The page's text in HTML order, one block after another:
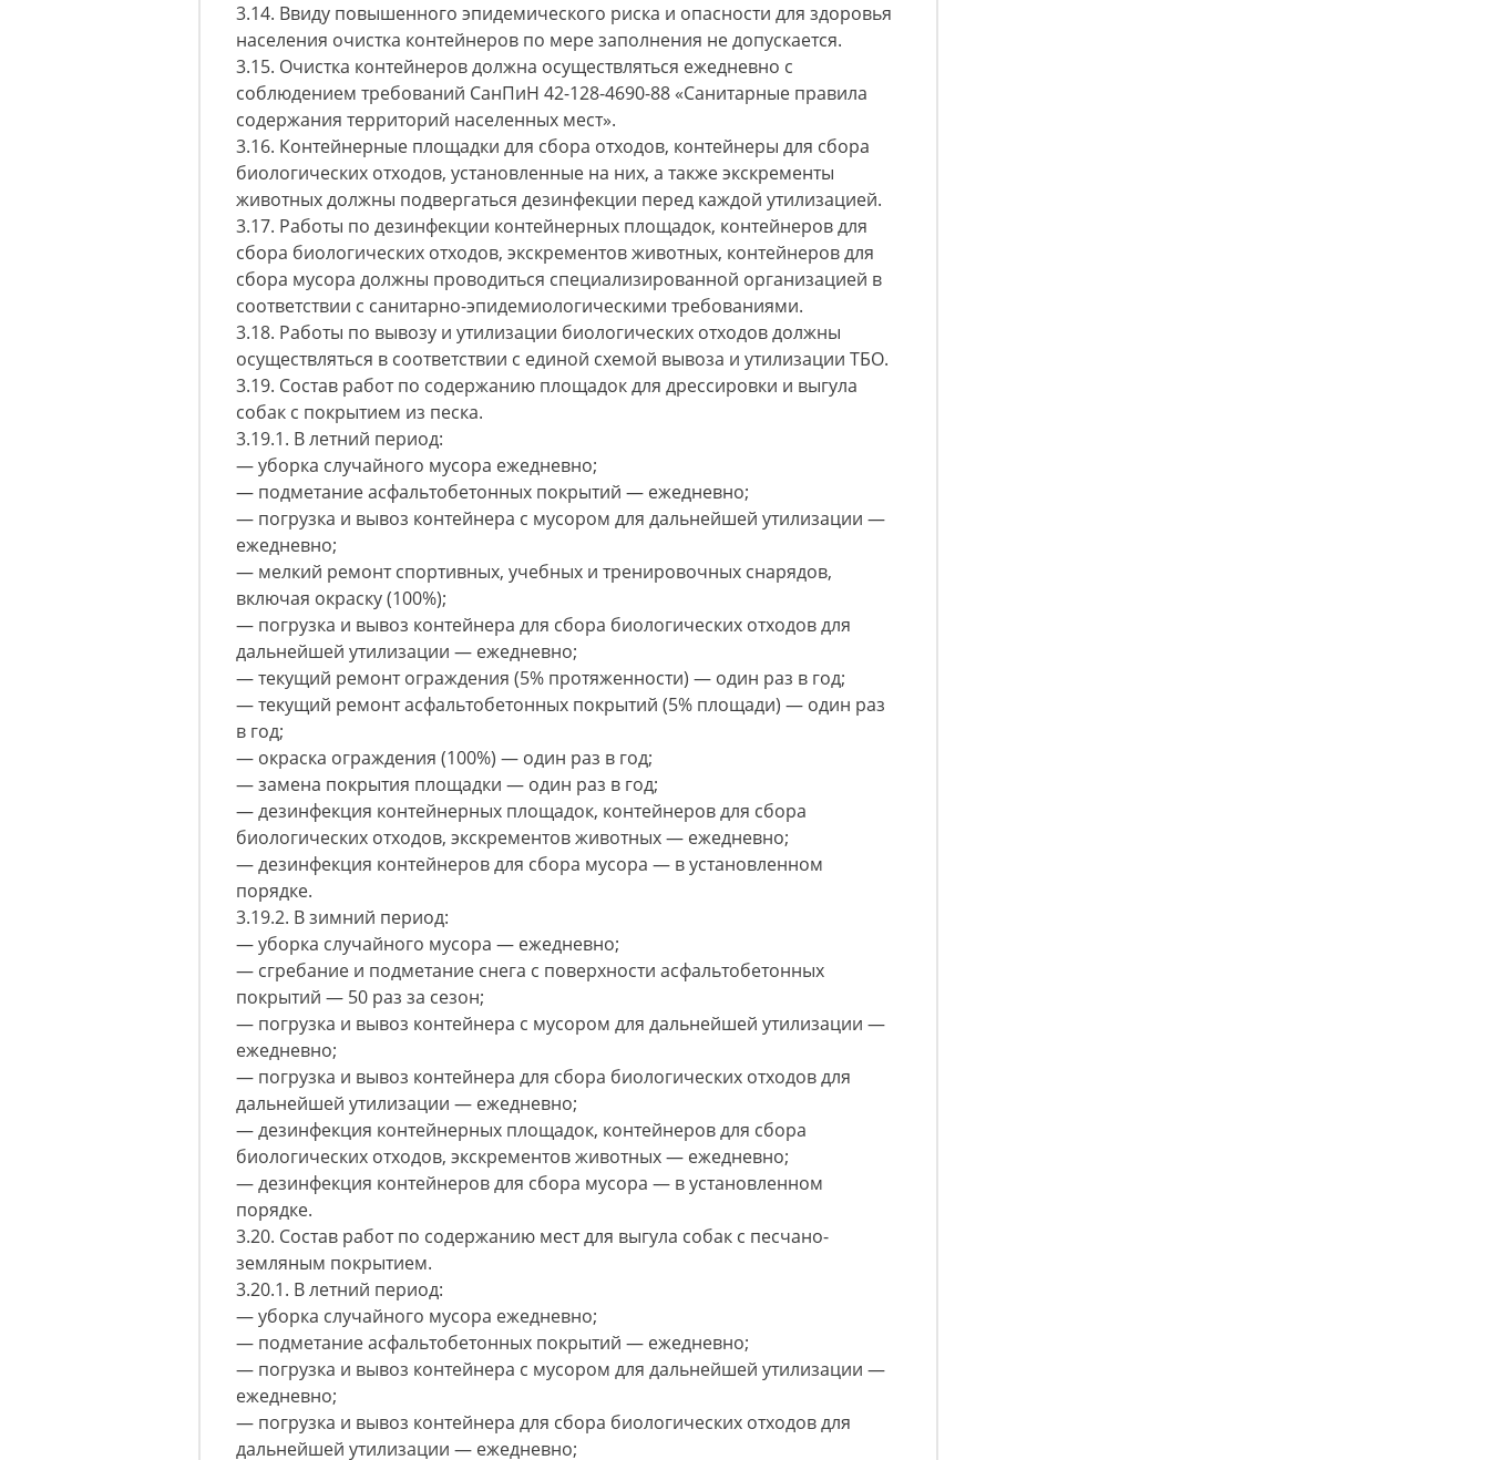
3.14. Ввиду повышенного эпидемического риска и опасности для здоровья
населения очистка контейнеров по мере заполнения не допускается.
3.15. Очистка контейнеров должна осуществляться ежедневно с
соблюдением требований СанПиН 42-128-4690-88 «Санитарные правила
содержания территорий населенных мест».
3.16. Контейнерные площадки для сбора отходов, контейнеры для сбора
биологических отходов, установленные на них, а также экскременты
животных должны подвергаться дезинфекции перед каждой утилизацией.
3.17. Работы по дезинфекции контейнерных площадок, контейнеров для
сбора биологических отходов, экскрементов животных, контейнеров для
сбора мусора должны проводиться специализированной организацией в
соответствии с санитарно-эпидемиологическими требованиями.
3.18. Работы по вывозу и утилизации биологических отходов должны
осуществляться в соответствии с единой схемой вывоза и утилизации ТБО.
3.19. Состав работ по содержанию площадок для дрессировки и выгула
собак с покрытием из песка.
3.19.1. В летний период:
— уборка случайного мусора ежедневно;
— подметание асфальтобетонных покрытий — ежедневно;
— погрузка и вывоз контейнера с мусором для дальнейшей утилизации —
ежедневно;
— мелкий ремонт спортивных, учебных и тренировочных снарядов,
включая окраску (100%);
— погрузка и вывоз контейнера для сбора биологических отходов для
дальнейшей утилизации — ежедневно;
— текущий ремонт ограждения (5% протяженности) — один раз в год;
— текущий ремонт асфальтобетонных покрытий (5% площади) — один раз
в год;
— окраска ограждения (100%) — один раз в год;
— замена покрытия площадки — один раз в год;
— дезинфекция контейнерных площадок, контейнеров для сбора
биологических отходов, экскрементов животных — ежедневно;
— дезинфекция контейнеров для сбора мусора — в установленном
порядке.
3.19.2. В зимний период:
— уборка случайного мусора — ежедневно;
— сгребание и подметание снега с поверхности асфальтобетонных
покрытий — 50 раз за сезон;
— погрузка и вывоз контейнера с мусором для дальнейшей утилизации —
ежедневно;
— погрузка и вывоз контейнера для сбора биологических отходов для
дальнейшей утилизации — ежедневно;
— дезинфекция контейнерных площадок, контейнеров для сбора
биологических отходов, экскрементов животных — ежедневно;
— дезинфекция контейнеров для сбора мусора — в установленном
порядке.
3.20. Состав работ по содержанию мест для выгула собак с песчано-
земляным покрытием.
3.20.1. В летний период:
— уборка случайного мусора ежедневно;
— подметание асфальтобетонных покрытий — ежедневно;
— погрузка и вывоз контейнера с мусором для дальнейшей утилизации —
ежедневно;
— погрузка и вывоз контейнера для сбора биологических отходов для
дальнейшей утилизации — ежедневно;